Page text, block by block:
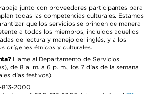
junto con proveedores participantes para
todas las competencias culturales. Estamos
que los servicios se brinden de manera
a todos los miembros, incluidos aquellos
de lectura y manejo del inglés, y a los
orígenes étnicos y culturales.
Llame al Departamento de Servicios
de 8 a. m. a 6 p. m., los 7 días de la semana
días festivos).
813-2000